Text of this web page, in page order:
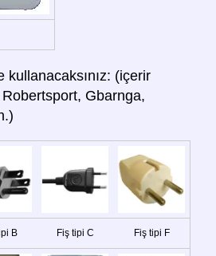
kullanacaksınız: (içerir
Gbarnga,
B Fiş tipi C Fiş tipi F